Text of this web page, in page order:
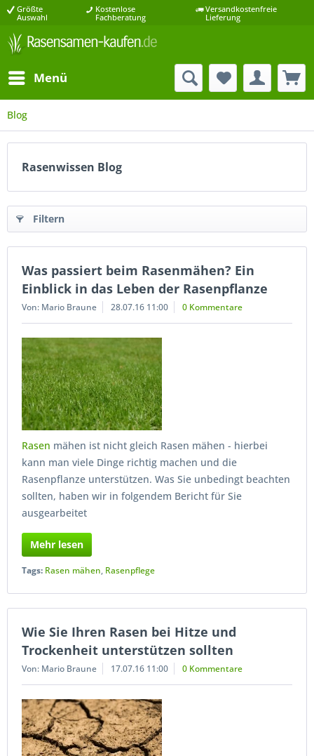
Größte
Auswahl
Kostenlose
Fachberatung
Versandkostenfreie
Lieferung
Menü
Blog
Rasenwissen Blog
Filtern
Was passiert beim Rasenmähen? Ein
Einblick in das Leben der Rasenpflanze
Von: Mario Braune 28.07.16 11:00 0 Kommentare
Rasen mähen ist nicht gleich Rasen mähen - hierbei
kann man viele Dinge richtig machen und die
Rasenpflanze unterstützen. Was Sie unbedingt beachten
sollten, haben wir in folgendem Bericht für Sie
ausgearbeitet
Mehr lesen
Tags: Rasen mähen, Rasenpflege
Wie Sie Ihren Rasen bei Hitze und
Trockenheit unterstützen sollten
Von: Mario Braune 17.07.16 11:00 0 Kommentare